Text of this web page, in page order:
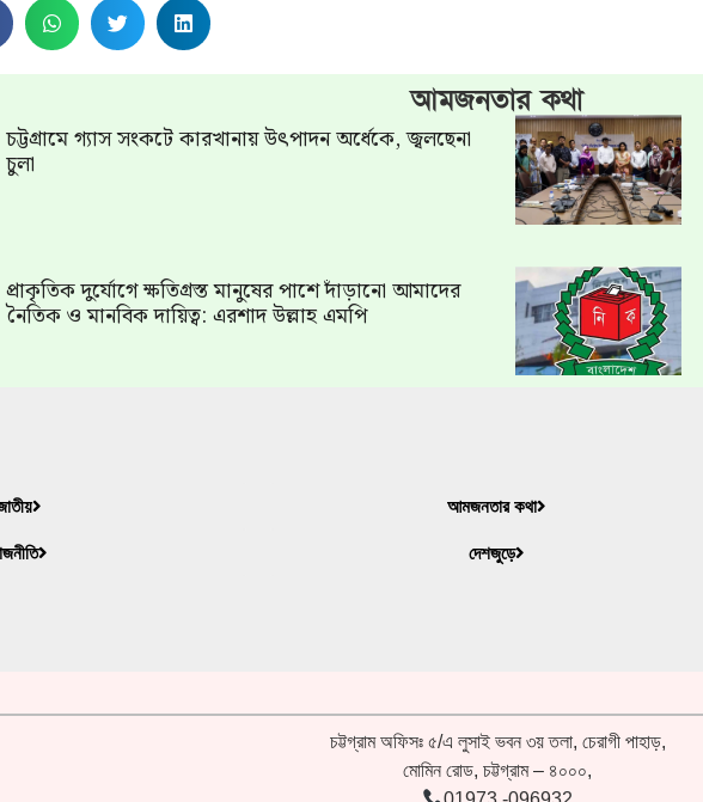
আমজনতার কথা
চট্টগ্রামে গ্যাস সংকটে কারখানায় উৎপাদন অর্ধেকে, জ্বলছেনা
চুলা
প্রাকৃতিক দুর্যোগে ক্ষতিগ্রস্ত মানুষের পাশে দাঁড়ানো আমাদের
নৈতিক ও মানবিক দায়িত্ব: এরশাদ উল্লাহ এমপি
আমজনতার কথা
দেশজুড়ে
চট্টগ্রাম অফিসঃ ৫/এ লুসাই ভবন ৩য় তলা, চেরাগী পাহাড়,
মোমিন রোড, চট্টগ্রাম – ৪০০০,